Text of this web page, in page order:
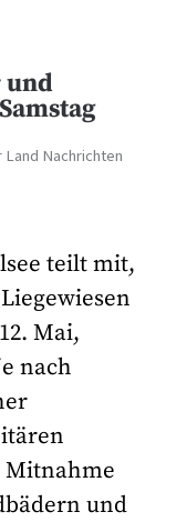
und
Land Nachrichten
teilt mit,
Mai,
nach
Mitnahme
und